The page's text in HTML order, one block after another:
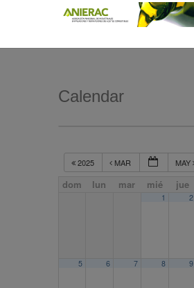
Calendar
2025 MAR MAY
dom lun mar mié jue
1 2
5 6 7 8 9